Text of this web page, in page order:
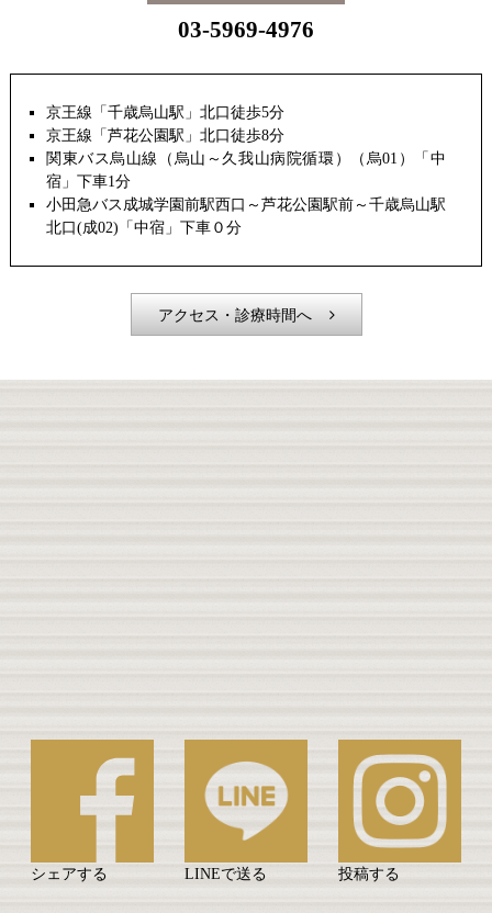
03-5969-4976
京王線「千歳烏山駅」北口徒歩5分
京王線「芦花公園駅」北口徒歩8分
関東バス烏山線（烏山～久我山病院循環）（烏01）「中
宿」下車1分
小田急バス成城学園前駅西口～芦花公園駅前～千歳烏山駅
北口(成02)「中宿」下車０分
アクセス・診療時間へ
シェアする LINEで送る 投稿する